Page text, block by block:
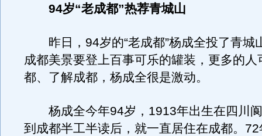
94岁“老成都”热荐青城山
昨日，94岁的“老成都”杨成全投了青城
成都美景要登上百事可乐的罐装，更多的人
都、了解成都，杨成全很是激动。
杨成全今年94岁，1913年出生在四川
到成都半工半读后，就一直居住在成都。